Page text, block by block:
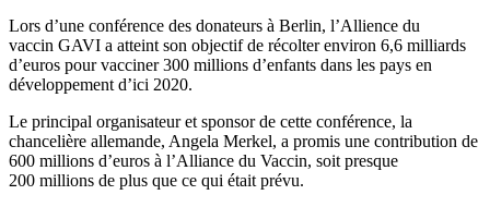
Lors d’une conférence des donateurs à Berlin, l’Allience du
vaccin GAVI a atteint son objectif de récolter environ 6,6 milliards
d’euros pour vacciner 300 millions d’enfants dans les pays en
développement d’ici 2020.
Le principal organisateur et sponsor de cette conférence, la
chancelière allemande, Angela Merkel, a promis une contribution de
600 millions d’euros à l’Alliance du Vaccin, soit presque
200 millions de plus que ce qui était prévu.